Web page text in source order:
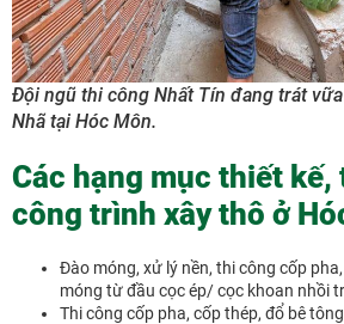
Đội ngũ thi công Nhất Tín đang trát
Nhã tại Hóc Môn.
Các hạng mục thiết kế,
công trình xây thô ở
Đào móng, xử lý nền, thi công cốp
móng từ đầu cọc ép/ cọc khoan nhồi
Thi công cốp pha, cốp thép, đổ bê